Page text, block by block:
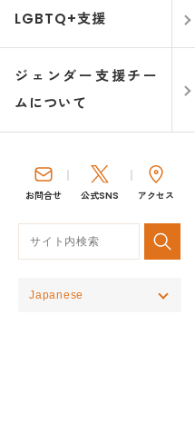
LGBTQ+支援
ジェンダー支援チー
ムについて
お問合せ 公式SNS アクセス